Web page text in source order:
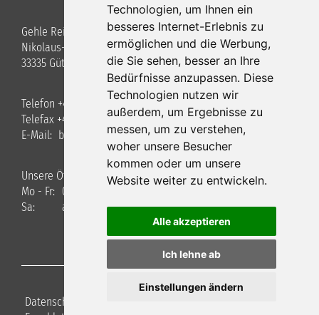
Technologien, um Ihnen ein
besseres Internet-Erlebnis zu
ermöglichen und die Werbung,
die Sie sehen, besser an Ihre
Bedürfnisse anzupassen. Diese
Technologien nutzen wir
außerdem, um Ergebnisse zu
messen, um zu verstehen,
woher unsere Besucher
kommen oder um unsere
Website weiter zu entwickeln.
Alle akzeptieren
Ich lehne ab
Einstellungen ändern
Gehle Reisen GmbH
Nikolaus-Otto-Straße 3
33335 Gütersloh
Telefon +49 (0)5241 / 40 34 8-0
Telefax +49 (0)5241 / 40348-22
E-Mail: bus gehle-reisen.de
Unsere Öffnungszeiten
Mo - Fr: 09.00 - 17.00 Uhr
Sa:
auf Anfrage
Datenschutz